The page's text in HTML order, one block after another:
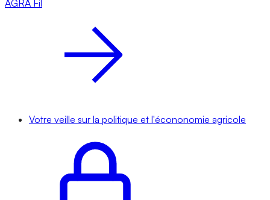
AGRA Fil
Votre veille sur la politique et l'écononomie agricole